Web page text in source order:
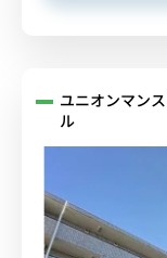
ユニオンマン
ル